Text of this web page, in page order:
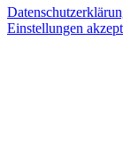
Einstellungen